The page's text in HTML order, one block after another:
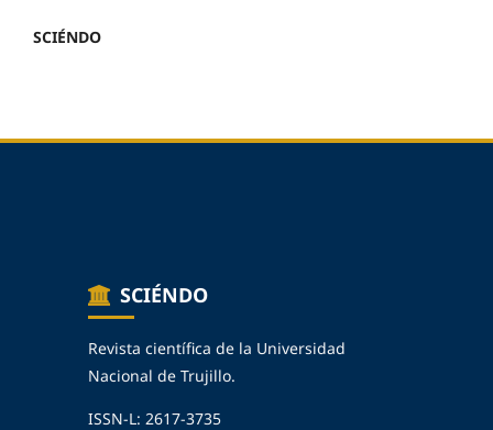
SCIÉNDO
SCIÉNDO
Revista científica de la Universidad
Nacional de Trujillo.
ISSN-L: 2617-3735